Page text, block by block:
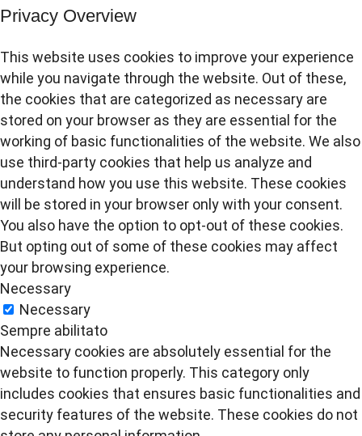
Privacy Overview
This website uses cookies to improve your experience
while you navigate through the website. Out of these,
the cookies that are categorized as necessary are
stored on your browser as they are essential for the
working of basic functionalities of the website. We also
use third-party cookies that help us analyze and
understand how you use this website. These cookies
will be stored in your browser only with your consent.
You also have the option to opt-out of these cookies.
But opting out of some of these cookies may affect
your browsing experience.
Necessary
Necessary
Sempre abilitato
Necessary cookies are absolutely essential for the
website to function properly. This category only
includes cookies that ensures basic functionalities and
security features of the website. These cookies do not